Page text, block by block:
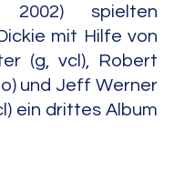
2002) spielten
mit Hilfe von
(g, vcl), Robert
und Jeff Werner
ein drittes Album